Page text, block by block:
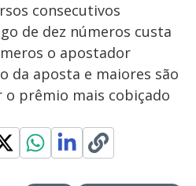
consecutivos
de dez números custa
o apostador
da aposta e maiores são
o prêmio mais cobiçado